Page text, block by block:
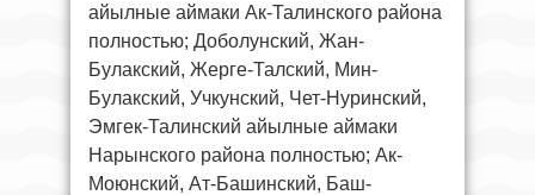
айылные аймаки Ак-Талинского района
полностью; Доболунский, Жан-
Булакский, Жерге-Талский, Мин-
Булакский, Учкунский, Чет-Нуринский,
Эмгек-Талинский айылные аймаки
Нарынского района полностью; Ак-
Моюнский, Ат-Башинский, Баш-